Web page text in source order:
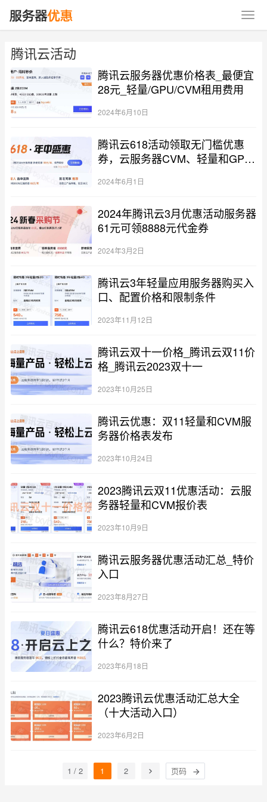
腾讯云活动
腾讯云服务器优惠价格表_最便宜
28元_轻量/GPU/CVM租用费用
2024年6月10日
腾讯云618活动领取无门槛优惠
券，云服务器CVM、轻量和GPU
2024年6月1日
2024年腾讯云3月优惠活动服务器
61元可领8888元代金券
2024年3月2日
腾讯云3年轻量应用服务器购买入
口、配置价格和限制条件
2023年11月12日
腾讯云双十一价格_腾讯云双11价
格_腾讯云2023双十一
2023年10月25日
腾讯云优惠：双11轻量和CVM服
务器价格表发布
2023年10月24日
2023腾讯云双11优惠活动：云服
务器轻量和CVM报价表
2023年10月9日
腾讯云服务器优惠活动汇总_特价
入口
2023年8月27日
腾讯云618优惠活动开启！还在等
什么？特价来了
2023年6月18日
2023腾讯云优惠活动汇总大全
（十大活动入口）
2023年6月2日
1 / 2 1 2